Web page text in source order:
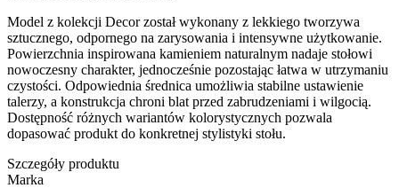
Model z kolekcji Decor został wykonany z lekkiego tworzywa
sztucznego, odpornego na zarysowania i intensywne użytkowanie.
Powierzchnia inspirowana kamieniem naturalnym nadaje stołowi
nowoczesny charakter, jednocześnie pozostając łatwa w utrzymaniu
czystości. Odpowiednia średnica umożliwia stabilne ustawienie
talerzy, a konstrukcja chroni blat przed zabrudzeniami i wilgocią.
Dostępność różnych wariantów kolorystycznych pozwala
dopasować produkt do konkretnej stylistyki stołu.
Szczegóły produktu
Marka